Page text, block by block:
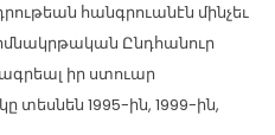
հանգրուանէն մինչեւ
Ընդհանուր
իր ստուար
տեսնեն 1995-ին, 1999-ին,